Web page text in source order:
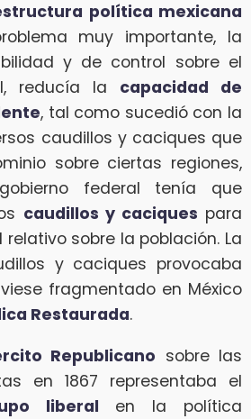
política mexicana
muy importante, la
y de control sobre el
reducía la capacidad de
, tal como sucedió con la
caudillos y caciques que
sobre ciertas regiones,
federal tenía que
caudillos y caciques para
sobre la población. La
y caciques provocaba
fragmentado en México
Restaurada.
Republicano sobre las
en 1867 representaba el
liberal en la política